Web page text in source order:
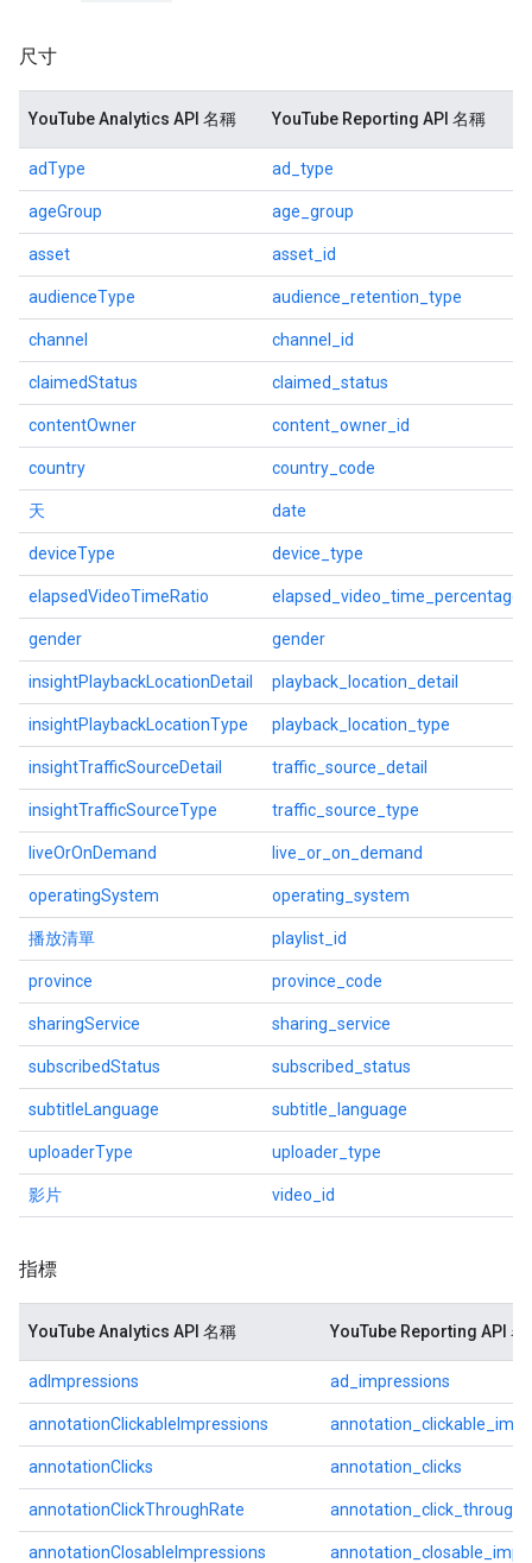
尺寸
YouTube Analytics API 名稱 YouTube Reporting API 名稱
adType ad_type
ageGroup age_group
asset asset_id
audienceType audience_retention_type
channel channel_id
claimedStatus claimed_status
contentOwner content_owner_id
country country_code
天 date
deviceType device_type
elapsedVideoTimeRatio elapsed_video_time_percentage
gender gender
insightPlaybackLocationDetail playback_location_detail
insightPlaybackLocationType playback_location_type
insightTrafficSourceDetail traffic_source_detail
insightTrafficSourceType traffic_source_type
liveOrOnDemand live_or_on_demand
operatingSystem operating_system
播放清單 playlist_id
province province_code
sharingService sharing_service
subscribedStatus subscribed_status
subtitleLanguage subtitle_language
uploaderType uploader_type
影片 video_id
指標
YouTube Analytics API 名稱 YouTube Reporting API 名
adImpressions ad_impressions
annotationClickableImpressions
annotationClicks annotation_clicks
annotationClickThroughRate
annotationClosableImpressions